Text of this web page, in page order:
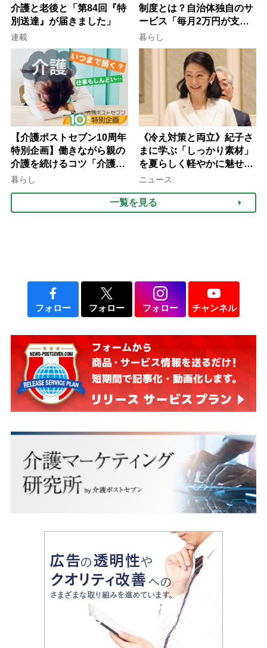
介護と老後と「第84回『特
別送達』が届きました」
連載
制度とは？自治体独自のサ
ービス「毎月2万円が支給
される」ケースも【FP解
説】
暮らし
【介護ポストセブン10周年
特別企画】働きながら親の
介護を続けるコツ「介護は
10年以上続くことも…3つ
みよう」【社会福祉士解
説】
暮らし
《冷え対策と両立》紀子さ
まに学ぶ「しっかり素材」
を夏らしく軽やかに魅せる
3つの着こなし法則
ニュース
一覧を見る
フォロー フォロー フォロー チャンネル